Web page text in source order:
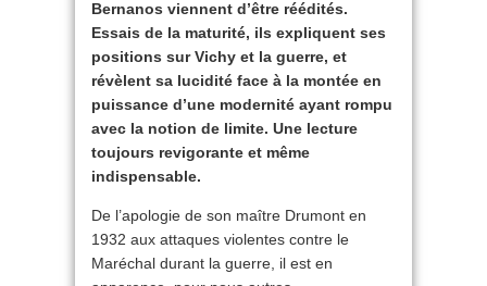
Bernanos viennent d’être réédités.
Essais de la maturité, ils expliquent ses
positions sur Vichy et la guerre, et
révèlent sa lucidité face à la montée en
puissance d’une modernité ayant rompu
avec la notion de limite. Une lecture
toujours revigorante et même
indispensable.
De l’apologie de son maître Drumont en
1932 aux attaques violentes contre le
Maréchal durant la guerre, il est en